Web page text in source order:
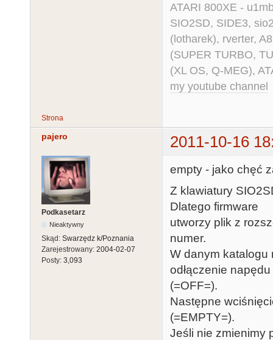
ATARI 800XE -
SIO2SD, SIDE3,
(lotharek), rverter,
(SUPER TURBO,
(XL OS, Q-MEG),
my youtube channel
Strona
pajero 2011-10-16
Podkasetarz
Nieaktywny
Skąd: Swarzędz k/Poznania
Zarejestrowany: 2004-02-07
Posty: 3,093
empty - jako chęć
Z klawiatury
Dlatego firmware
utworzy plik z
numer.
W danym katalogu
odłączenie napędu
(=OFF=).
Następne
(=EMPTY=).
Jeśli nie zmienimy